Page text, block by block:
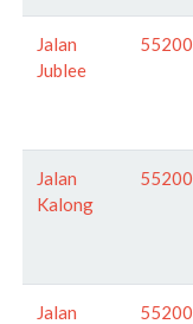
Jalan
Jublee
55200
Jalan
Kalong
55200
Jalan
55200